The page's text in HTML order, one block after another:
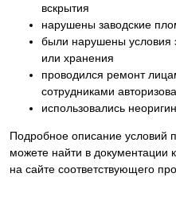
вскрытия
нарушены заводские
были нарушены условия
или хранения
проводился ремонт
сотрудниками
использовались
Подробное описание условий
можете найти в документации
на сайте соответствующего